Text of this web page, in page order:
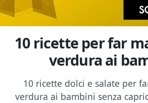
10 ricette per far
verdura ai
10 ricette dolci e salate per
verdura ai bambini senza